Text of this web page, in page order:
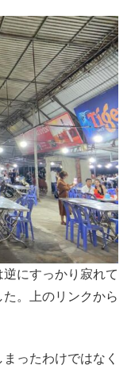
にすっかり寂れて
。上のリンクから
ったわけではなく